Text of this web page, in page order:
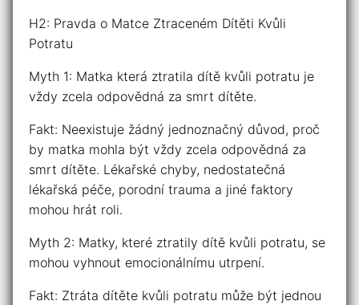
H2: Pravda o Matce Ztraceném Dítěti Kvůli
Potratu
Myth 1: Matka která ztratila dítě kvůli potratu je
vždy zcela odpovědná za smrt dítěte.
Fakt: Neexistuje žádný jednoznačný důvod, proč
by matka mohla být vždy zcela odpovědná za
smrt dítěte. Lékařské chyby, nedostatečná
lékařská péče, porodní trauma a jiné faktory
mohou hrát roli.
Myth 2: Matky, které ztratily dítě kvůli potratu, se
mohou vyhnout emocionálnímu utrpení.
Fakt: Ztráta dítěte kvůli potratu může být jednou